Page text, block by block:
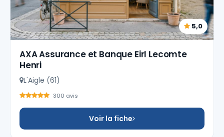
5,0
AXA Assurance et Banque Eirl Lecomte
Henri
L'Aigle (61)
300 avis
Voir la fiche